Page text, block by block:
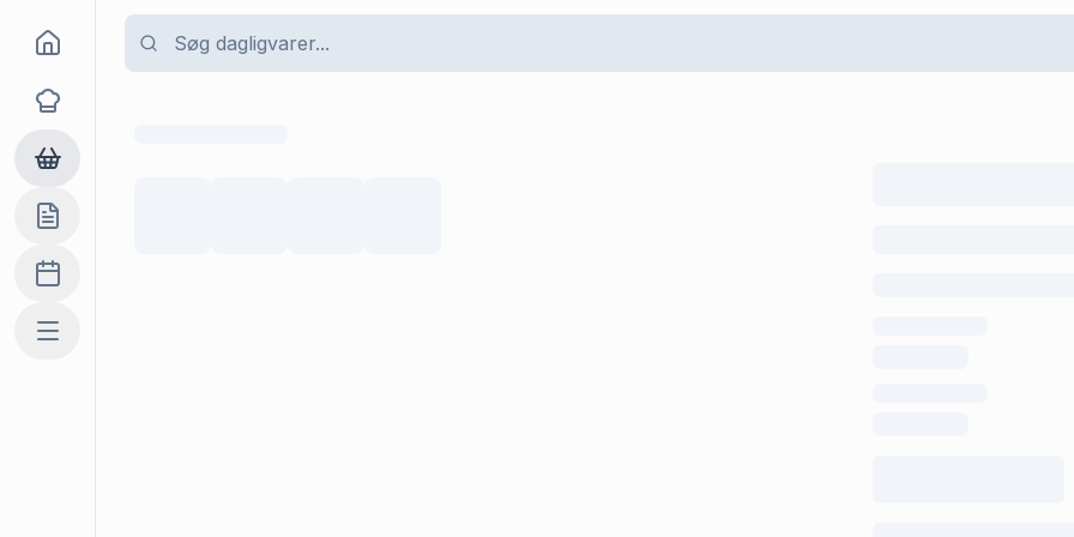
Goma
Opskrifter
Dagligvarer
Indkøbslisten
Madplan
Mere